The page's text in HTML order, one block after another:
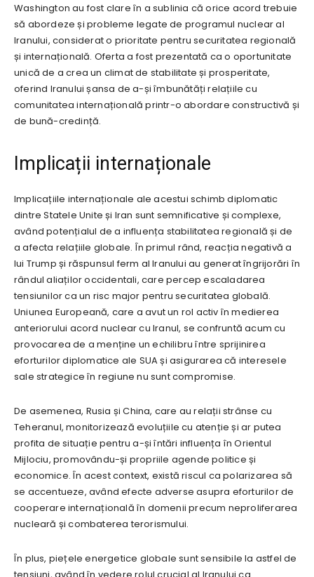
Washington au fost clare în a sublinia că orice acord trebuie
să abordeze și probleme legate de programul nuclear al
Iranului, considerat o prioritate pentru securitatea regională
și internațională. Oferta a fost prezentată ca o oportunitate
unică de a crea un climat de stabilitate și prosperitate,
oferind Iranului șansa de a-și îmbunătăți relațiile cu
comunitatea internațională printr-o abordare constructivă și
de bună-credință.
Implicații internaționale
Implicațiile internaționale ale acestui schimb diplomatic
dintre Statele Unite și Iran sunt semnificative și complexe,
având potențialul de a influența stabilitatea regională și de
a afecta relațiile globale. În primul rând, reacția negativă a
lui Trump și răspunsul ferm al Iranului au generat îngrijorări în
rândul aliaților occidentali, care percep escaladarea
tensiunilor ca un risc major pentru securitatea globală.
Uniunea Europeană, care a avut un rol activ în medierea
anteriorului acord nuclear cu Iranul, se confruntă acum cu
provocarea de a menține un echilibru între sprijinirea
eforturilor diplomatice ale SUA și asigurarea că interesele
sale strategice în regiune nu sunt compromise.
De asemenea, Rusia și China, care au relații strânse cu
Teheranul, monitorizează evoluțiile cu atenție și ar putea
profita de situație pentru a-și întări influența în Orientul
Mijlociu, promovându-și propriile agende politice și
economice. În acest context, există riscul ca polarizarea să
se accentueze, având efecte adverse asupra eforturilor de
cooperare internațională în domenii precum neproliferarea
nucleară și combaterea terorismului.
În plus, piețele energetice globale sunt sensibile la astfel de
tensiuni, având în vedere rolul crucial al Iranului ca